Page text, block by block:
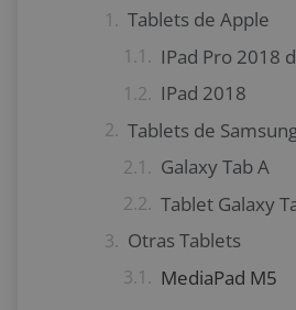
Tablets de Apple
IPad Pro 2018
IPad 2018
Tablets de
Galaxy Tab A
Tablet Galaxy
Otras Tablets
MediaPad M5